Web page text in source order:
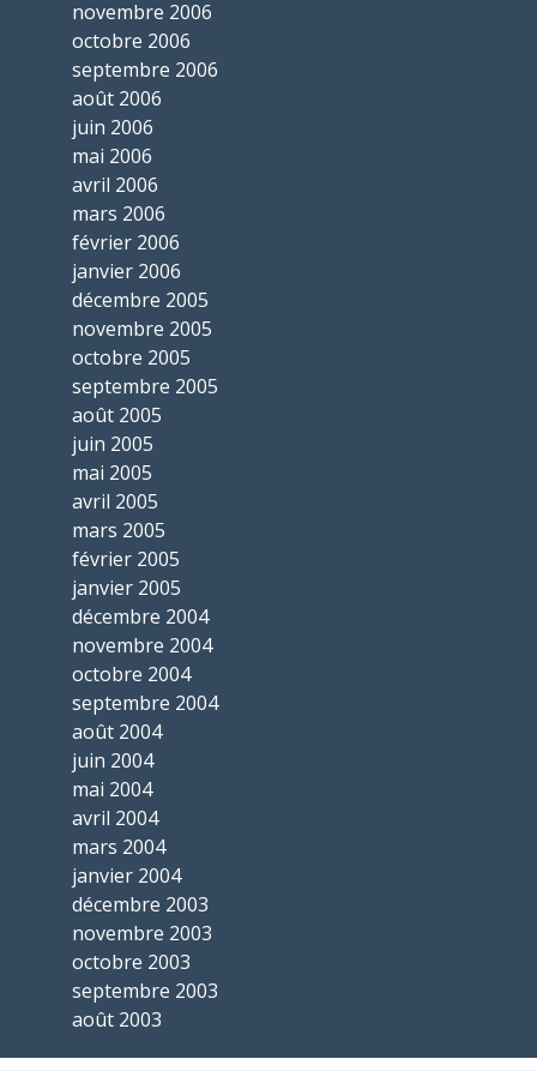
novembre 2006
octobre 2006
septembre 2006
août 2006
juin 2006
mai 2006
avril 2006
mars 2006
février 2006
janvier 2006
décembre 2005
novembre 2005
octobre 2005
septembre 2005
août 2005
juin 2005
mai 2005
avril 2005
mars 2005
février 2005
janvier 2005
décembre 2004
novembre 2004
octobre 2004
septembre 2004
août 2004
juin 2004
mai 2004
avril 2004
mars 2004
janvier 2004
décembre 2003
novembre 2003
octobre 2003
septembre 2003
août 2003